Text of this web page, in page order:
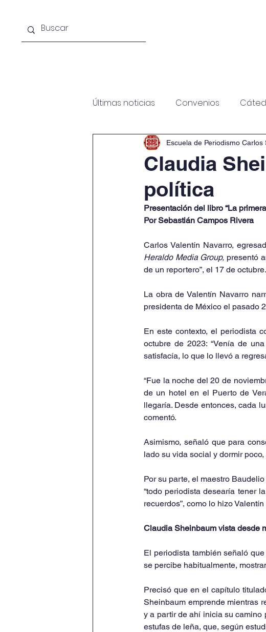
Últimas noticias Convenios
Claudia
política
Escuela de Periodismo Carlos
Presentación del libro “La
Por Sebastián Campos Rivera
Heraldo Media Group, presentó
de un reportero”, el 17 de octubre.
La obra de Valentín Navarro
presidenta de México el pasado
En este contexto, el periodista
octubre de 2023: “Venía de
satisfacía, lo que lo llevó a
“Fue la noche del 20 de
de un hotel en el Puerto de
llegaría. Desde entonces, cada
comentó.
Asimismo, señaló que para
lado su vida social y dormir
Por su parte, el maestro
“todo periodista desearía tener
recuerdos”, como lo hizo Valentín
Claudia Sheinbaum vista desde
El periodista también señaló
se percibe habitualmente,
Precisó que en el capítulo
Sheinbaum emprende mientras
y a partir de ahí inicia su camino
estufas de leña, que, según